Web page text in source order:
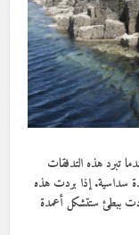
تبرد هذه التدفقات
سداسية. إذا بردت هذه
ببطئ ستتشكل أعمدة